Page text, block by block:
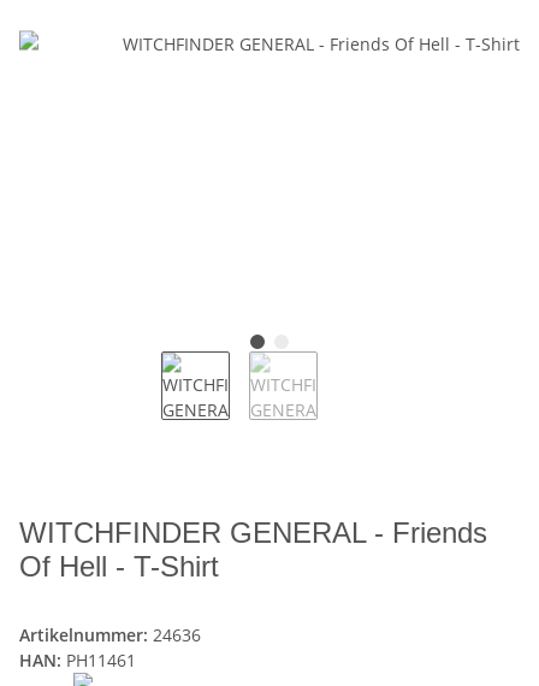
WITCHFINDER GENERAL - Friends
Of Hell - T-Shirt
Artikelnummer: 24636
HAN: PH11461